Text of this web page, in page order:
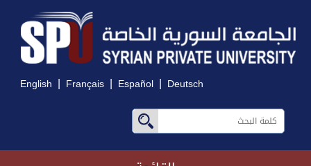
English | Français | Español | Deutsch